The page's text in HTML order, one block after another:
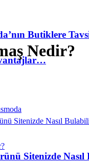
Butiklere
Sitenizde
Nedir?